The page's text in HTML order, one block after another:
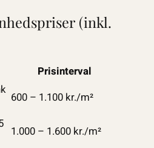
(inkl.
Prisinterval
600 – 1.100 kr./m²
1.000 – 1.600 kr./m²